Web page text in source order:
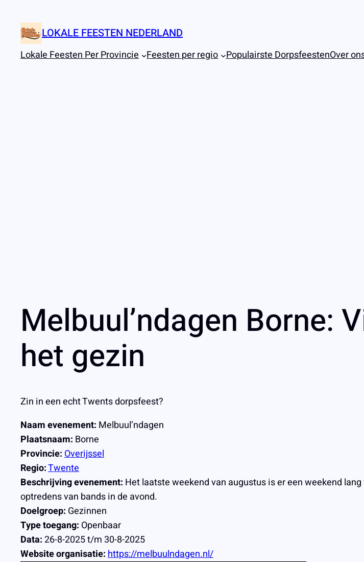
naar
inhoud
LOKALE FEESTEN NEDERLAND
Lokale Feesten Per Provincie Feesten per regio Populairste DorpsfeestenOver
Melbuul’ndagen Borne:
het gezin
Zin in een echt Twents dorpsfeest?
Naam evenement: Melbuul’ndagen
Plaatsnaam: Borne
Provincie:Overijssel
Regio:Twente
Beschrijving evenement: Het laatste weekend van augustus is er een weekend
optredens van bands in de avond.
Doelgroep: Gezinnen
Type toegang: Openbaar
Data:26-8-2025 t/m 30-8-2025
Website organisatie:https://melbuulndagen.nl/